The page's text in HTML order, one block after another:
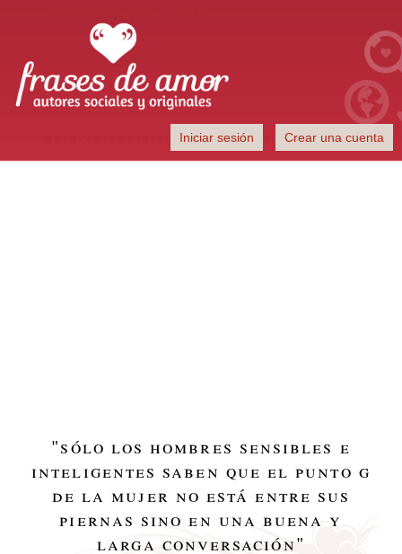
Autores sociales y originales
Iniciar sesión Crear una cuenta
"sólo los hombres sensibles e
inteligentes saben que el punto g
de la mujer no está entre sus
piernas sino en una buena y
larga conversación"